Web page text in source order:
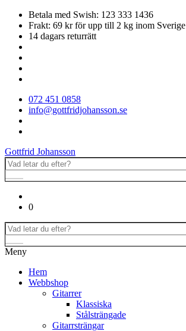
Betala med Swish: 123 333 1436
Frakt: 69 kr för upp till 2 kg inom Sverige
14 dagars returrätt
072 451 0858
info@gottfridjohansson.se
Gottfrid Johansson
0
Meny
Hem
Webbshop
Gitarrer
Klassiska
Stålsträngade
Gitarrsträngar